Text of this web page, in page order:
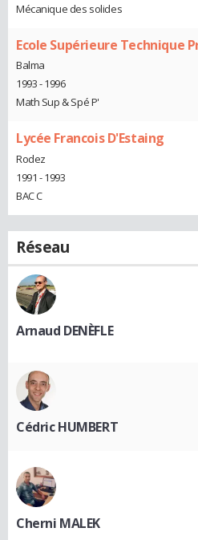
Mécanique des solides
Ecole Supérieure Technique
Balma
1993 - 1996
Math Sup & Spé P'
Lycée Francois D'Estaing
Rodez
1991 - 1993
BAC C
Réseau
Arnaud DENÈFLE
Cédric HUMBERT
Cherni MALEK